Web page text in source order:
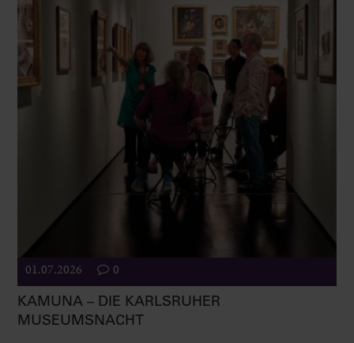
01.07.2026 0
KAMUNA – DIE KARLSRUHER
MUSEUMSNACHT